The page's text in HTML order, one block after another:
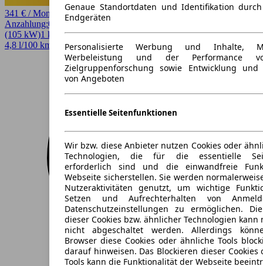
341 € / Monat
Anzahlung:0,00 €Laufzeit:60 Monate
(105 kW)1 km EZ 08/2026AutomatikSUV / Pickup4 Türen
4,8 l/100 km (komb.)* · 109 g/km CO2* · CO2-Klasse C
Genaue Standortdaten und Identifikation
Endgeräten
Personalisierte Werbung und Inhalte,
Werbeleistung und der Performance
Zielgruppenforschung sowie Entwicklung und
von Angeboten
Essentielle Seitenfunktionen
Wir bzw. diese Anbieter nutzen Cookies oder
Technologien, die für die essentielle
erforderlich sind und die einwandfreie
Webseite sicherstellen. Sie werden
Nutzeraktivitäten genutzt, um wichtige
Setzen und Aufrechterhalten von
Datenschutzeinstellungen zu ermöglichen.
dieser Cookies bzw. ähnlicher Technologien kann
nicht abgeschaltet werden. Allerdings
Browser diese Cookies oder ähnliche Tools
darauf hinweisen. Das Blockieren dieser
Tools kann die Funktionalität der Webseite